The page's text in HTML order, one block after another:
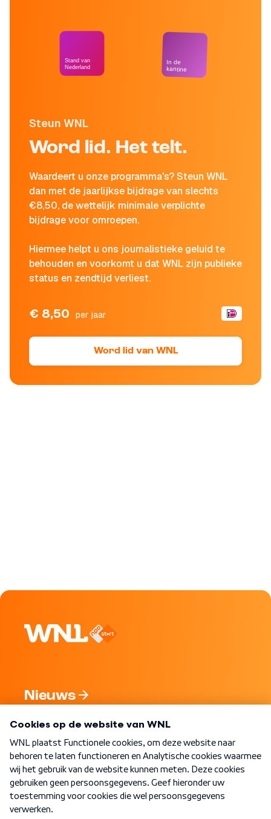
Steun WNL
Word lid. Het telt.
Waardeert u onze programma's? Steun WNL
dan met de jaarlijkse bijdrage van slechts
€8,50, de wettelijk minimale verplichte
bijdrage voor omroepen.
Hiermee helpt u ons journalistieke geluid te
behouden en voorkomt u dat WNL zijn publieke
status en zendtijd verliest.
€ 8,50 per jaar
Word lid van WNL
Stand van
Nederland
In de
kantine
Nieuws
Nieuwsbrief
Word Lid